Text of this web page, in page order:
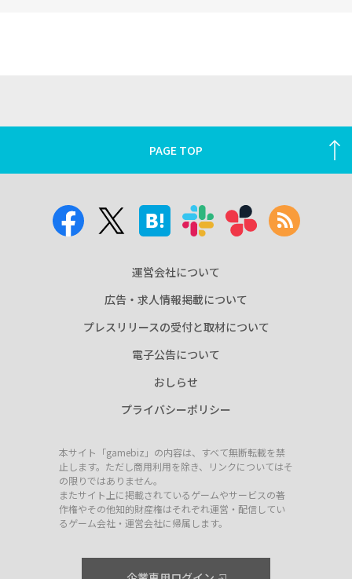
PAGE TOP
運営会社について
広告・求人情報掲載について
プレスリリースの受付と取材について
電子公告について
おしらせ
プライバシーポリシー
本サイト「gamebiz」の内容は、すべて無断転載を禁
止します。ただし商用利用を除き、リンクについてはそ
の限りではありません。
またサイト上に掲載されているゲームやサービスの著
作権やその他知的財産権はそれぞれ運営・配信してい
るゲーム会社・運営会社に帰属します。